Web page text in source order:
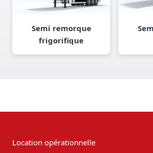
Semi remorque
frigorifique
Location opérationnelle